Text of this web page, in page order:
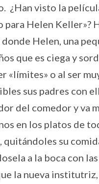
¿Han visto la
para Helen Keller»?
donde Helen, una
que es ciega y
«límites» o al ser
sus padres con
del comedor y va
en los platos de
quitándoles su
a la boca con las
la nueva